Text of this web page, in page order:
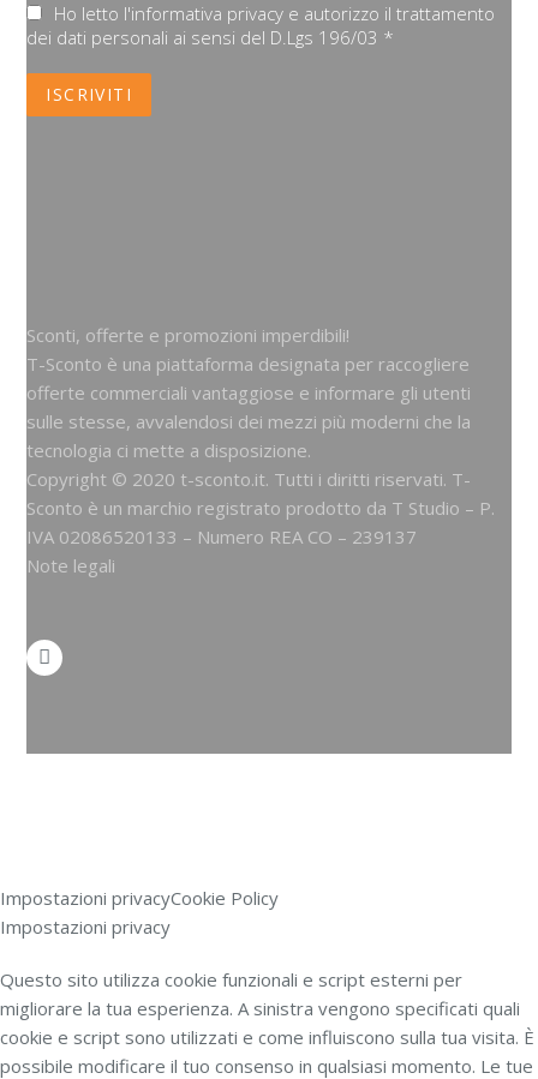
Ho letto l'informativa privacy e autorizzo il trattamento
dei dati personali ai sensi del D.Lgs 196/03 *
Sconti, offerte e promozioni imperdibili!
T-Sconto è una piattaforma designata per raccogliere
offerte commerciali vantaggiose e informare gli utenti
sulle stesse, avvalendosi dei mezzi più moderni che la
tecnologia ci mette a disposizione.
Copyright © 2020 t-sconto.it. Tutti i diritti riservati. T-
Sconto è un marchio registrato prodotto da T Studio – P.
IVA 02086520133 – Numero REA CO – 239137
Note legali
Impostazioni privacyCookie Policy
Impostazioni privacy
Questo sito utilizza cookie funzionali e script esterni per
migliorare la tua esperienza. A sinistra vengono specificati quali
cookie e script sono utilizzati e come influiscono sulla tua visita. È
possibile modificare il tuo consenso in qualsiasi momento. Le tue